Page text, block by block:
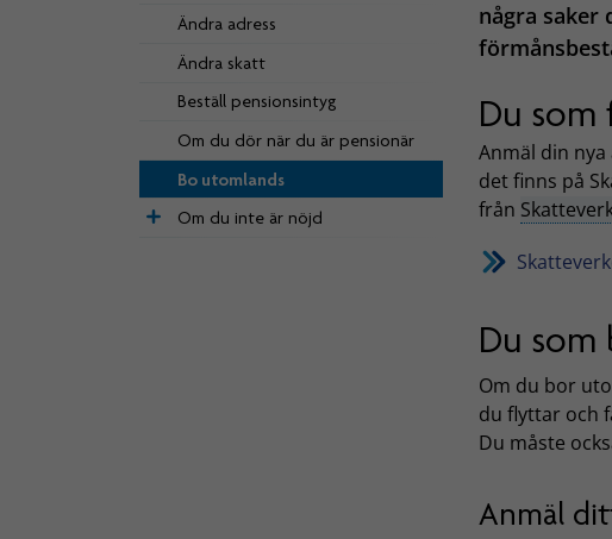
Ändra adress
Ändra skatt
Beställ pensionsintyg
Om du dör när du är pensionär
Bo utomlands
Om du inte är nöjd
några saker
Du
Anmäl din
det finns på
från
Du som
Om du bor
du flyttar och
Du måste
Anmäl